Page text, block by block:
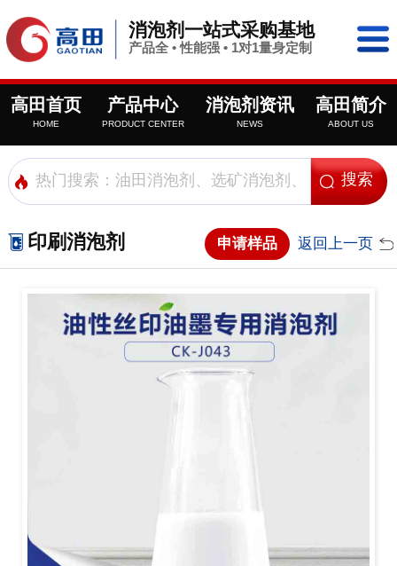
消泡剂一站式采购基地
产品全 • 性能强 • 1对1量身定制
高田首页
HOME
产品中心
PRODUCT CENTER
消泡剂资讯
NEWS
高田简介
ABOUT US
印刷消泡剂 申请样品 返回上一页